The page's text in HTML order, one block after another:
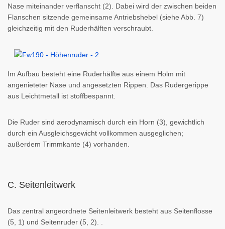
Nase miteinander verflanscht (2). Dabei wird der zwischen beiden
Flanschen sitzende gemeinsame Antriebshebel (siehe Abb. 7)
gleichzeitig mit den Ruderhälften verschraubt.
Im Aufbau besteht eine Ruderhälfte aus einem Holm mit
angenieteter Nase und angesetzten Rippen. Das Rudergerippe
aus Leichtmetall ist stoffbespannt.
Die Ruder sind aerodynamisch durch ein Horn (3), gewichtlich
durch ein Ausgleichsgewicht vollkommen ausgeglichen;
außerdem Trimmkante (4) vorhanden.
C. Seitenleitwerk
Das zentral angeordnete Seitenleitwerk besteht aus Seitenflosse
(5, 1) und Seitenruder (5, 2). .